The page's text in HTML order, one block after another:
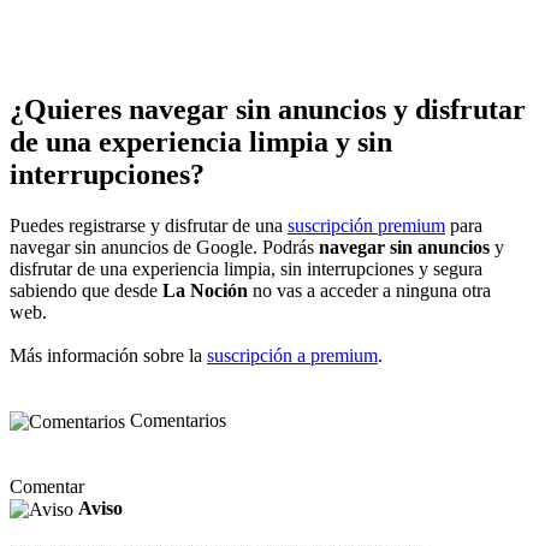
¿Quieres navegar sin anuncios y disfrutar
de una experiencia limpia y sin
interrupciones?
Puedes registrarse y disfrutar de una suscripción premium para
navegar sin anuncios de Google. Podrás navegar sin anuncios y
disfrutar de una experiencia limpia, sin interrupciones y segura
sabiendo que desde La Noción no vas a acceder a ninguna otra
web.
Más información sobre la suscripción a premium.
Comentarios
Comentar
Aviso